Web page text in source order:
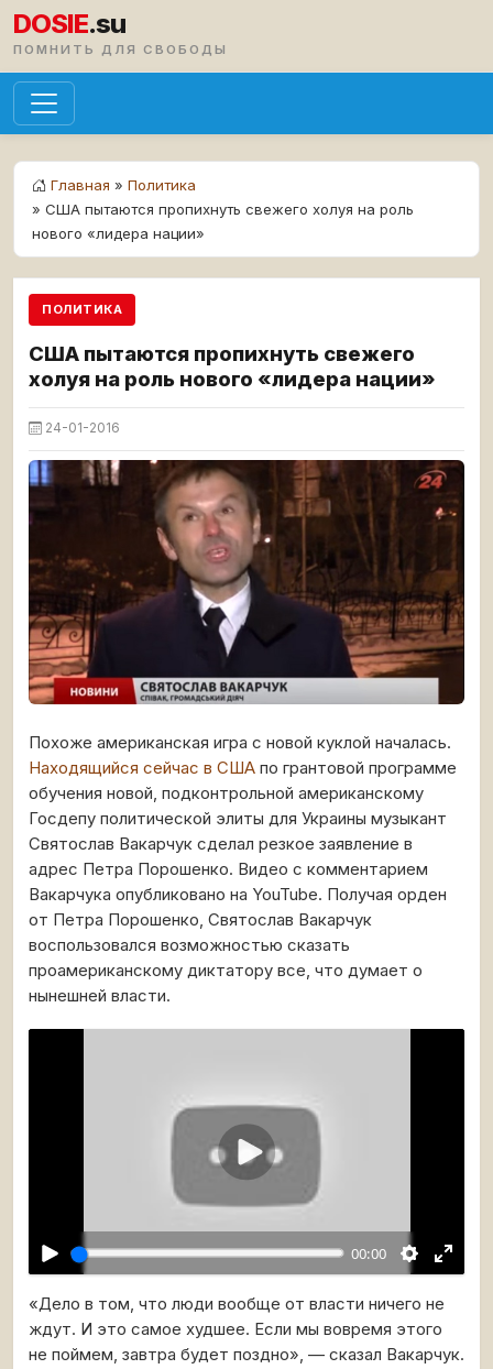
DOSIE.su
ПОМНИТЬ ДЛЯ СВОБОДЫ
Главная » Политика
» США пытаются пропихнуть свежего холуя на роль
нового «лидера нации»
ПОЛИТИКА
США пытаются пропихнуть свежего
холуя на роль нового «лидера нации»
24-01-2016
Похоже американская игра с новой куклой началась.
Находящийся сейчас в США по грантовой программе
обучения новой, подконтрольной американскому
Госдепу политической элиты для Украины музыкант
Святослав Вакарчук сделал резкое заявление в
адрес Петра Порошенко. Видео с комментарием
Вакарчука опубликовано на YouTube. Получая орден
от Петра Порошенко, Святослав Вакарчук
воспользовался возможностью сказать
проамериканскому диктатору все, что думает о
нынешней власти.
00:00
Воспроизвести
«Дело в том, что люди вообще от власти ничего не
ждут. И это самое худшее. Если мы вовремя этого
не поймем, завтра будет поздно», — сказал Вакарчук.